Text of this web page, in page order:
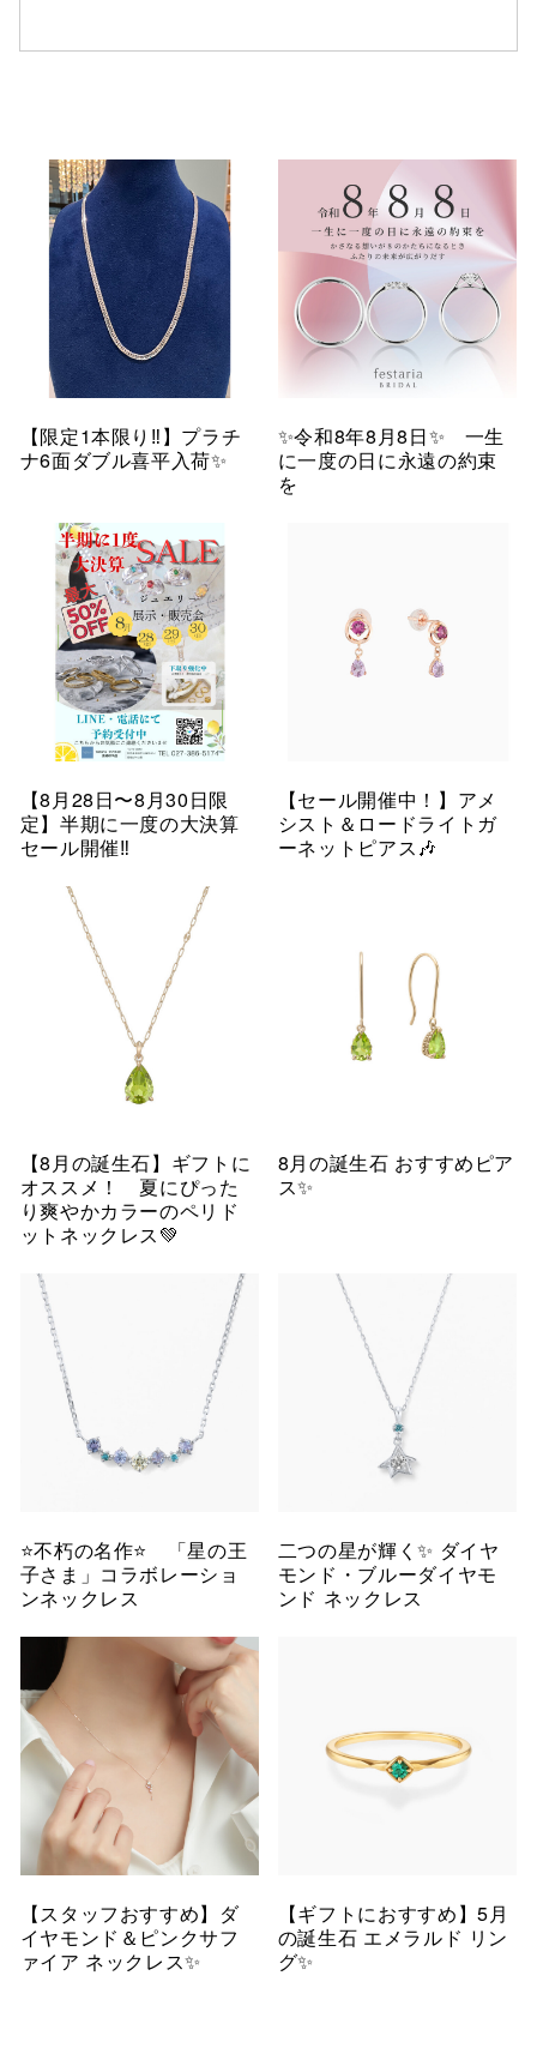
【限定1本限り‼︎】プラチ
ナ6面ダブル喜平入荷✨
✨令和8年8月8日✨ 一生
に一度の日に永遠の約束
を
【8月28日〜8月30日限
定】半期に一度の大決算
セール開催‼︎
【セール開催中！】アメ
シスト＆ロードライトガ
ーネットピアス🎶
【8月の誕生石】ギフトに
オススメ！ 夏にぴった
り爽やかカラーのペリド
ットネックレス💚
8月の誕生石 おすすめピア
ス✨
⭐️不朽の名作⭐️ 「星の王
子さま」コラボレーショ
ンネックレス
二つの星が輝く✨ ダイヤ
モンド・ブルーダイヤモ
ンド ネックレス
【スタッフおすすめ】ダ
イヤモンド＆ピンクサフ
ァイア ネックレス✨
【ギフトにおすすめ】5月
の誕生石 エメラルド リン
グ✨